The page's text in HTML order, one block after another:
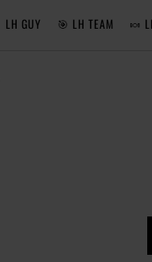
LH GUY 🎯 LH TEAM 🍬